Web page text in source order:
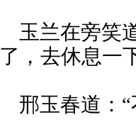
玉兰在旁笑
了，去休息一
邢玉春道：“